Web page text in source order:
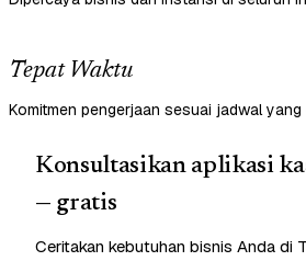
Tepat Waktu
Komitmen pengerjaan sesuai jadwal yang
Konsultasikan aplikasi
— gratis
Ceritakan kebutuhan bisnis Anda di